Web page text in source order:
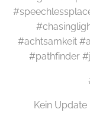
#achtsamkeit
#pathfinder
Kein